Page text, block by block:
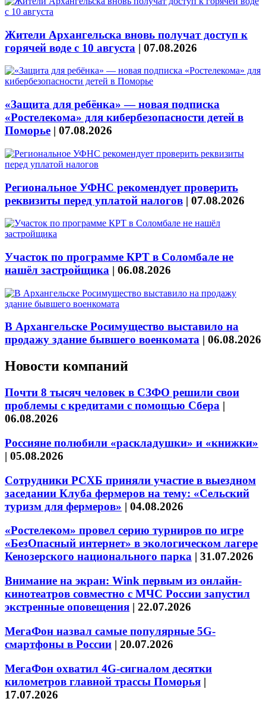
Жители Архангельска вновь получат доступ к
горячей воде с 10 августа | 07.08.2026
«Защита для ребёнка» — новая подписка
«Ростелекома» для кибербезопасности детей в
Поморье | 07.08.2026
Региональное УФНС рекомендует проверить
реквизиты перед уплатой налогов | 07.08.2026
Участок по программе КРТ в Соломбале не
нашёл застройщика | 06.08.2026
В Архангельске Росимущество выставило на
продажу здание бывшего военкомата | 06.08.2026
Новости компаний
Почти 8 тысяч человек в СЗФО решили свои
проблемы с кредитами с помощью Сбера |
06.08.2026
Россияне полюбили «раскладушки» и «книжки»
| 05.08.2026
Сотрудники РСХБ приняли участие в выездном
заседании Клуба фермеров на тему: «Сельский
туризм для фермеров» | 04.08.2026
«Ростелеком» провел серию турниров по игре
«БезОпасный интернет» в экологическом лагере
Кенозерского национального парка | 31.07.2026
Внимание на экран: Wink первым из онлайн-
кинотеатров совместно с МЧС России запустил
экстренные оповещения | 22.07.2026
МегаФон назвал самые популярные 5G-
смартфоны в России | 20.07.2026
МегаФон охватил 4G-сигналом десятки
километров главной трассы Поморья |
17.07.2026